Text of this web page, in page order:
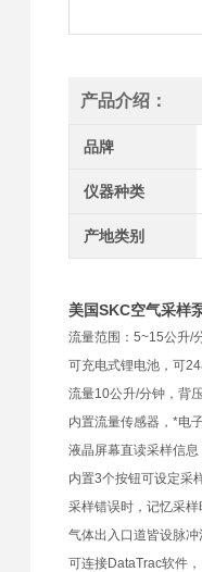
产品介绍：
品牌
仪器种类
产地类别
美国SKC空气采
流量范围：5~15公升/
可充电式锂电池，可
流量10公升/分钟，背
内置流量传感器，*电
液晶屏幕直读采样信
内置3个按钮可设定采
采样错误时，记忆采
气体出入口道皆设脉
可连接DataTrac软件